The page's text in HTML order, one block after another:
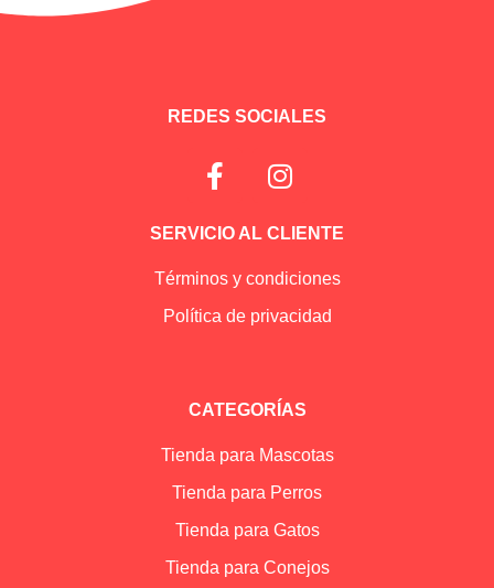
REDES SOCIALES
SERVICIO AL CLIENTE
Términos y condiciones
Política de privacidad
CATEGORÍAS
Tienda para Mascotas
Tienda para Perros
Tienda para Gatos
Tienda para Conejos